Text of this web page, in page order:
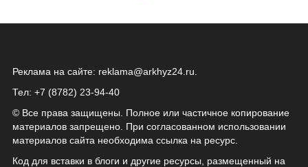
Реклама на сайте: reklama@arkhyz24.ru
Тел: +7 (8782) 23‑94‑40
© Все права защищены. Полное или частичное копирование
материалов запрещено. При согласованном использовании
материалов сайта необходима ссылка на ресурс.
Код для вставки в блоги и другие ресурсы, размещенный на